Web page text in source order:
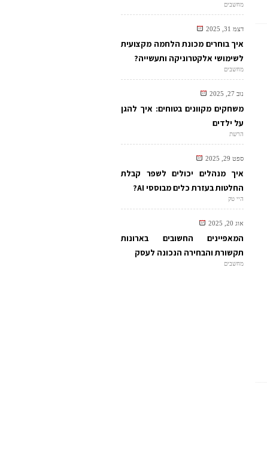
מחשבים
דצמ 31, 2025
איך בוחרים מכונת הלחמה מקצועית
לשימושי אלקטרוניקה ותעשייה?
מחשבים
נוב 27, 2025
משחקים מקוונים בטוחים: איך להגן
על ילדים
הרשת
ספט 29, 2025
איך מנהלים יכולים לשפר קבלת
החלטות בעזרת כלים מבוססי AI?
היי טק
אוג 20, 2025
המאפיינים החשובים בארונות
תקשורת והבחירה הנכונה לעסק
מחשבים